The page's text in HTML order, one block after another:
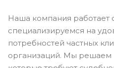
Наша компания работает
специализируемся на
потребностей частных
организаций. Мы решаем